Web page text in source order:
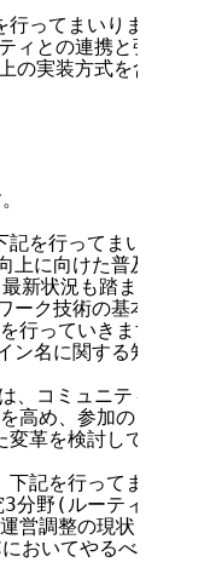
ってまいります。
との連携と強化を
実装方式を含めた
記を行ってまいります
上に向けた普及啓発
状況も踏まえた普
ーク技術の基本概念
行っていきます。
ン名に関する知識の
コミュニティが集い
高め、参加のしやす
革を検討していきま
下記を行ってまいりま
野(ルーティングセ
営調整の現状と傾向)
いてやるべきこと